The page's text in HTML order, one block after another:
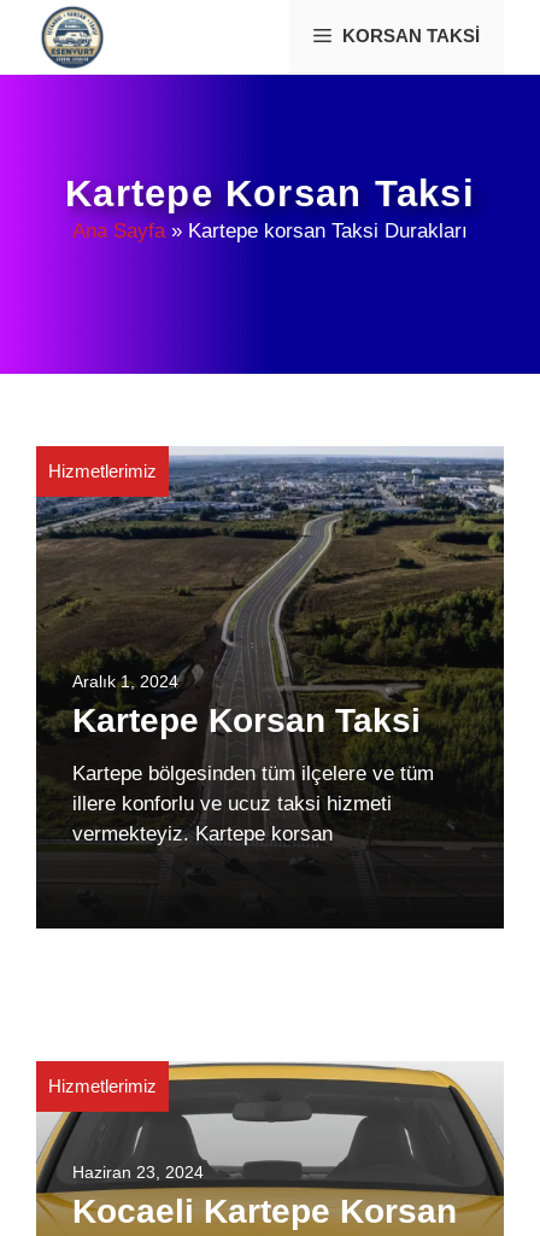
İçeriğe
KORSAN TAKSI
Kartepe Korsan Taksi
Ana Sayfa» Kartepe korsan Taksi Durakları
Hizmetlerimiz
Aralık 1, 2024
Kartepe Korsan Taksi
Kartepe bölgesinden tüm ilçelere ve tüm
illere konforlu ve ucuz taksi hizmeti
vermekteyiz. Kartepe korsan
Hizmetlerimiz
Haziran 23, 2024
Kocaeli Kartepe Korsan